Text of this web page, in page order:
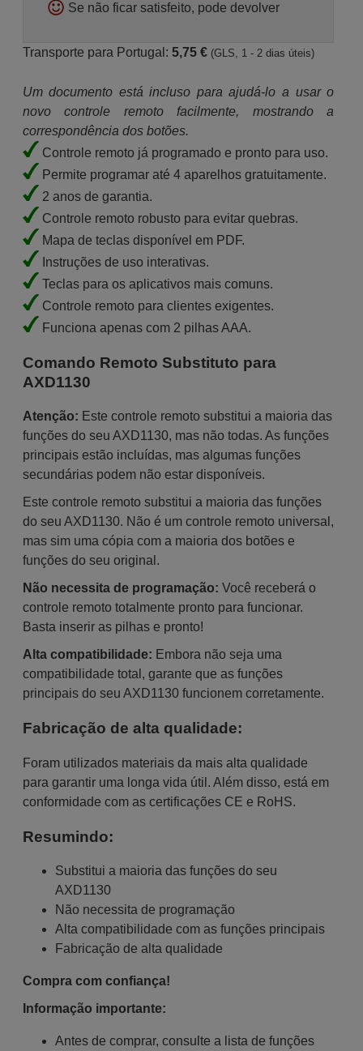
Se não ficar satisfeito, pode devolver
Transporte para Portugal: 5,75 € (GLS, 1 - 2 dias úteis)
Um documento está incluso para ajudá-lo a usar o
novo controle remoto facilmente, mostrando a
correspondência dos botões.
Controle remoto já programado e pronto para uso.
Permite programar até 4 aparelhos gratuitamente.
2 anos de garantia.
Controle remoto robusto para evitar quebras.
Mapa de teclas disponível em PDF.
Instruções de uso interativas.
Teclas para os aplicativos mais comuns.
Controle remoto para clientes exigentes.
Funciona apenas com 2 pilhas AAA.
Comando Remoto Substituto para
AXD1130
Atenção: Este controle remoto substitui a maioria das
funções do seu AXD1130, mas não todas. As funções
principais estão incluídas, mas algumas funções
secundárias podem não estar disponíveis.
Este controle remoto substitui a maioria das funções
do seu AXD1130. Não é um controle remoto universal,
mas sim uma cópia com a maioria dos botões e
funções do seu original.
Não necessita de programação: Você receberá o
controle remoto totalmente pronto para funcionar.
Basta inserir as pilhas e pronto!
Alta compatibilidade: Embora não seja uma
compatibilidade total, garante que as funções
principais do seu AXD1130 funcionem corretamente.
Fabricação de alta qualidade:
Foram utilizados materiais da mais alta qualidade
para garantir uma longa vida útil. Além disso, está em
conformidade com as certificações CE e RoHS.
Resumindo:
Substitui a maioria das funções do seu
AXD1130
Não necessita de programação
Alta compatibilidade com as funções principais
Fabricação de alta qualidade
Compra com confiança!
Informação importante:
Antes de comprar, consulte a lista de funções